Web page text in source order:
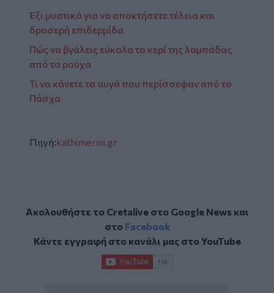
Έξι μυστικά για να αποκτήσετε τέλεια και
δροσερή επιδερμίδα
Πώς να βγάλεις εύκολα το κερί της λαμπάδας
από τα ρούχα
Τι να κάνετε τα αυγά που περίσσεψαν από το
Πάσχα
Πηγή:kathimerini.gr
Ακολουθήστε το Cretalive στο Google Newsκαι
στο Facebook
Κάντε εγγραφή στο κανάλι μας στοYouTube